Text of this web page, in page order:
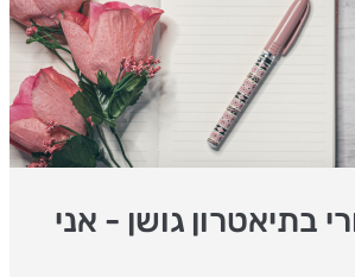
בתיאטרון גושן - אני